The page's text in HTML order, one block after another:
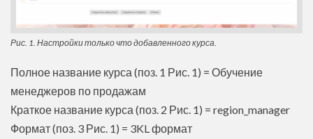
Рис. 1. Настройки только что добавленного курса.
Полное название курса (поз. 1 Рис. 1) = Обучение
менеджеров по продажам
Краткое название курса (поз. 2 Рис. 1) = region_manager
Формат (поз. 3 Рис. 1) = 3KL формат